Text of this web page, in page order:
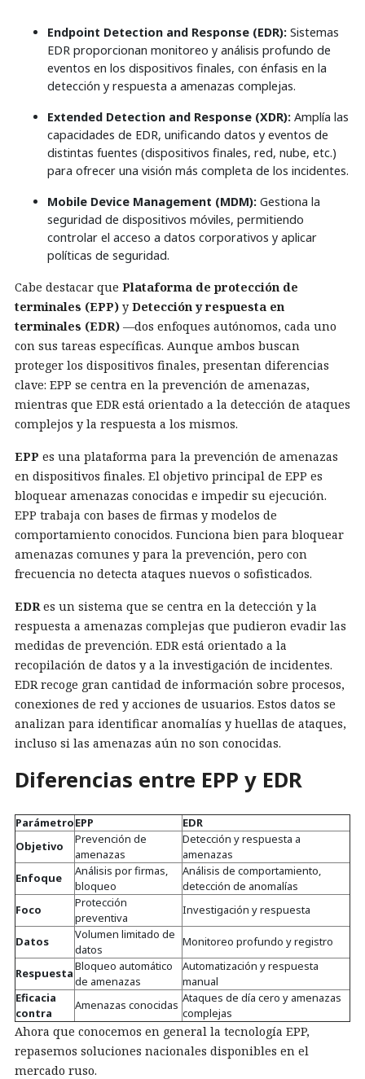
Endpoint Detection and Response (EDR): Sistemas
EDR proporcionan monitoreo y análisis profundo de
eventos en los dispositivos finales, con énfasis en la
detección y respuesta a amenazas complejas.
Extended Detection and Response (XDR): Amplía las
capacidades de EDR, unificando datos y eventos de
distintas fuentes (dispositivos finales, red, nube, etc.)
para ofrecer una visión más completa de los incidentes.
Mobile Device Management (MDM): Gestiona la
seguridad de dispositivos móviles, permitiendo
controlar el acceso a datos corporativos y aplicar
políticas de seguridad.
Cabe destacar que Plataforma de protección de
terminales (EPP) y Detección y respuesta en
terminales (EDR) —dos enfoques autónomos, cada uno
con sus tareas específicas. Aunque ambos buscan
proteger los dispositivos finales, presentan diferencias
clave: EPP se centra en la prevención de amenazas,
mientras que EDR está orientado a la detección de ataques
complejos y la respuesta a los mismos.
EPP es una plataforma para la prevención de amenazas
en dispositivos finales. El objetivo principal de EPP es
bloquear amenazas conocidas e impedir su ejecución.
EPP trabaja con bases de firmas y modelos de
comportamiento conocidos. Funciona bien para bloquear
amenazas comunes y para la prevención, pero con
frecuencia no detecta ataques nuevos o sofisticados.
EDRes un sistema que se centra en la detección y la
respuesta a amenazas complejas que pudieron evadir las
medidas de prevención. EDR está orientado a la
recopilación de datos y a la investigación de incidentes.
EDR recoge gran cantidad de información sobre procesos,
conexiones de red y acciones de usuarios. Estos datos se
analizan para identificar anomalías y huellas de ataques,
incluso si las amenazas aún no son conocidas.
Diferencias entre EPP y EDR
ParámetroEPP
EDR
Objetivo
Prevención de
amenazas
Detección y respuesta a
amenazas
Enfoque
Análisis por firmas,
bloqueo
Análisis de comportamiento,
detección de anomalías
Foco
Protección
preventiva
Investigación y respuesta
Datos
Volumen limitado de
datos
Monitoreo profundo y registro
RespuestaBloqueo automático
de amenazas
Automatización y respuesta
manual
Eficacia
contra
Amenazas conocidas Ataques de día cero y amenazas
complejas
Ahora que conocemos en general la tecnología EPP,
repasemos soluciones nacionales disponibles en el
mercado ruso.